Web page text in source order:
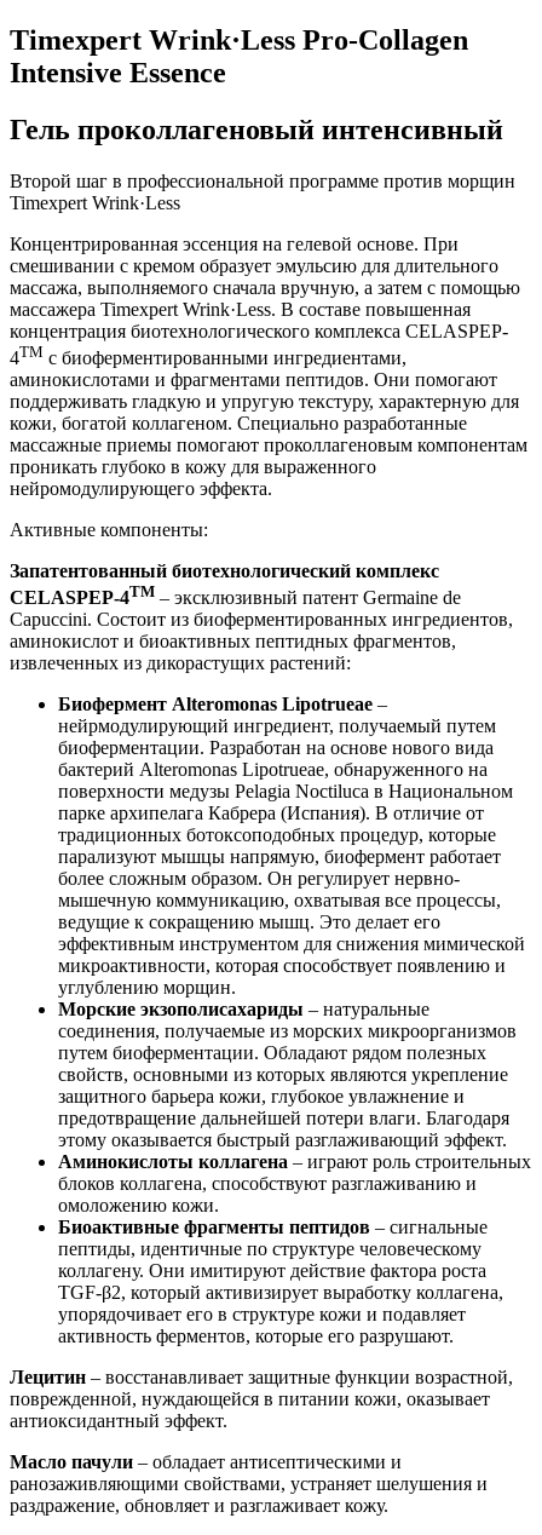
Timexpert Wrink·Less Pro-Collagen
Intensive Essence
Гель проколлагеновый интенсивный
Второй шаг в профессиональной программе против морщин
Timexpert Wrink·Less
Концентрированная эссенция на гелевой основе. При
смешивании с кремом образует эмульсию для длительного
массажа, выполняемого сначала вручную, а затем с помощью
массажера Timexpert Wrink·Less. В составе повышенная
концентрация биотехнологического комплекса CELASPEP-
4TM с биоферментированными ингредиентами,
аминокислотами и фрагментами пептидов. Они помогают
поддерживать гладкую и упругую текстуру, характерную для
кожи, богатой коллагеном. Специально разработанные
массажные приемы помогают проколлагеновым компонентам
проникать глубоко в кожу для выраженного
нейромодулирующего эффекта.
Активные компоненты:
Запатентованный биотехнологический комплекс
CELASPEP-4TM – эксклюзивный патент Germaine de
Capuccini. Состоит из биоферментированных ингредиентов,
аминокислот и биоактивных пептидных фрагментов,
извлеченных из дикорастущих растений:
Биофермент Alteromonas Lipotrueae –
нейрмодулирующий ингредиент, получаемый путем
биоферментации. Разработан на основе нового вида
бактерий Alteromonas Lipotrueae, обнаруженного на
поверхности медузы Pelagia Noctiluca в Национальном
парке архипелага Кабрера (Испания). В отличие от
традиционных ботоксоподобных процедур, которые
парализуют мышцы напрямую, биофермент работает
более сложным образом. Он регулирует нервно-
мышечную коммуникацию, охватывая все процессы,
ведущие к сокращению мышц. Это делает его
эффективным инструментом для снижения мимической
микроактивности, которая способствует появлению и
углублению морщин.
Морские экзополисахариды – натуральные
соединения, получаемые из морских микроорганизмов
путем биоферментации. Обладают рядом полезных
свойств, основными из которых являются укрепление
защитного барьера кожи, глубокое увлажнение и
предотвращение дальнейшей потери влаги. Благодаря
этому оказывается быстрый разглаживающий эффект.
Аминокислоты коллагена – играют роль строительных
блоков коллагена, способствуют разглаживанию и
омоложению кожи.
Биоактивные фрагменты пептидов – сигнальные
пептиды, идентичные по структуре человеческому
коллагену. Они имитируют действие фактора роста
TGF-β2, который активизирует выработку коллагена,
упорядочивает его в структуре кожи и подавляет
активность ферментов, которые его разрушают.
Лецитин – восстанавливает защитные функции возрастной,
поврежденной, нуждающейся в питании кожи, оказывает
антиоксидантный эффект.
Масло пачули – обладает антисептическими и
ранозаживляющими свойствами, устраняет шелушения и
раздражение, обновляет и разглаживает кожу.